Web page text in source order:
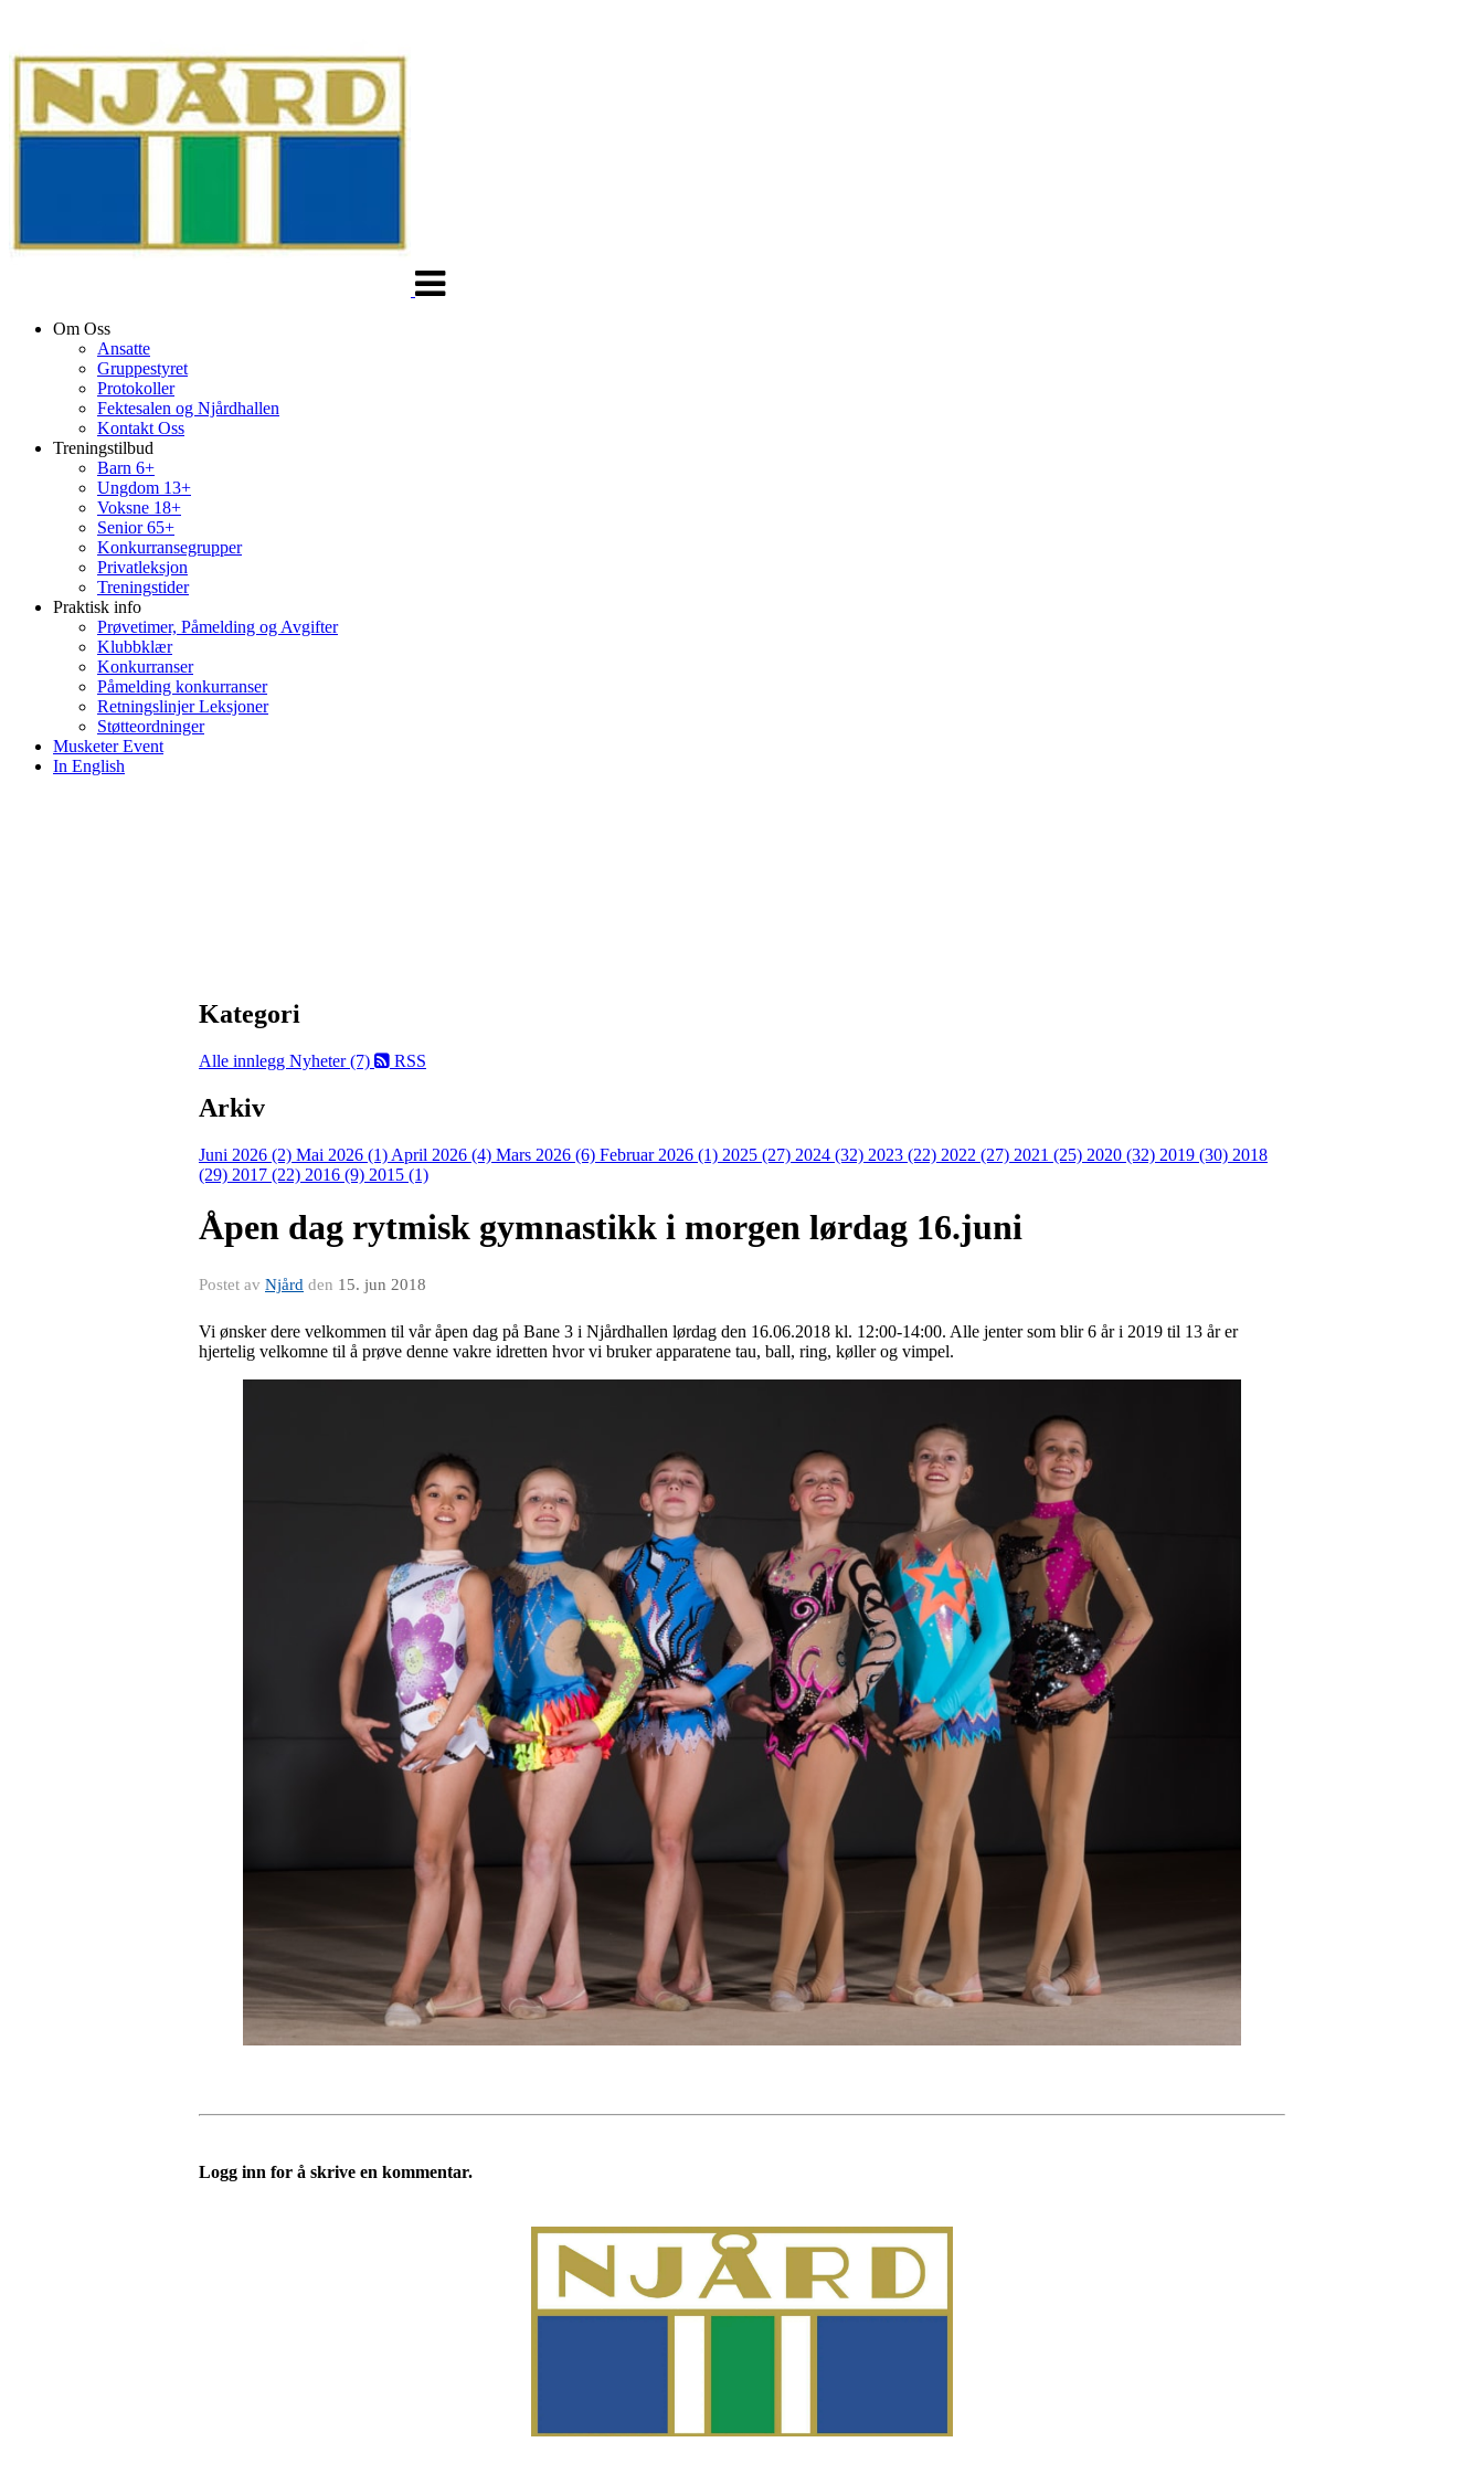
Om Oss
Ansatte
Gruppestyret
Protokoller
Fektesalen og Njårdhallen
Kontakt Oss
Treningstilbud
Barn 6+
Ungdom 13+
Voksne 18+
Senior 65+
Konkurransegrupper
Privatleksjon
Treningstider
Praktisk info
Prøvetimer, Påmelding og Avgifter
Klubbklær
Konkurranser
Påmelding konkurranser
Retningslinjer Leksjoner
Støtteordninger
Musketer Event
In English
Kategori
Alle innlegg Nyheter (7) RSS
Arkiv
Juni 2026 (2) Mai 2026 (1) April 2026 (4) Mars 2026 (6) Februar 2026 (1) 2025 (27) 2024 (32) 2023 (22) 2022 (27) 2021 (25) 2020 (32) 2019 (30) 2018
(29) 2017 (22) 2016 (9) 2015 (1)
Åpen dag rytmisk gymnastikk i morgen lørdag 16.juni
Postet av Njård den 15. jun 2018
Vi ønsker dere velkommen til vår åpen dag på Bane 3 i Njårdhallen lørdag den 16.06.2018 kl. 12:00-14:00. Alle jenter som blir 6 år i 2019 til 13 år er
hjertelig velkomne til å prøve denne vakre idretten hvor vi bruker apparatene tau, ball, ring, køller og vimpel.
Logg inn for å skrive en kommentar.